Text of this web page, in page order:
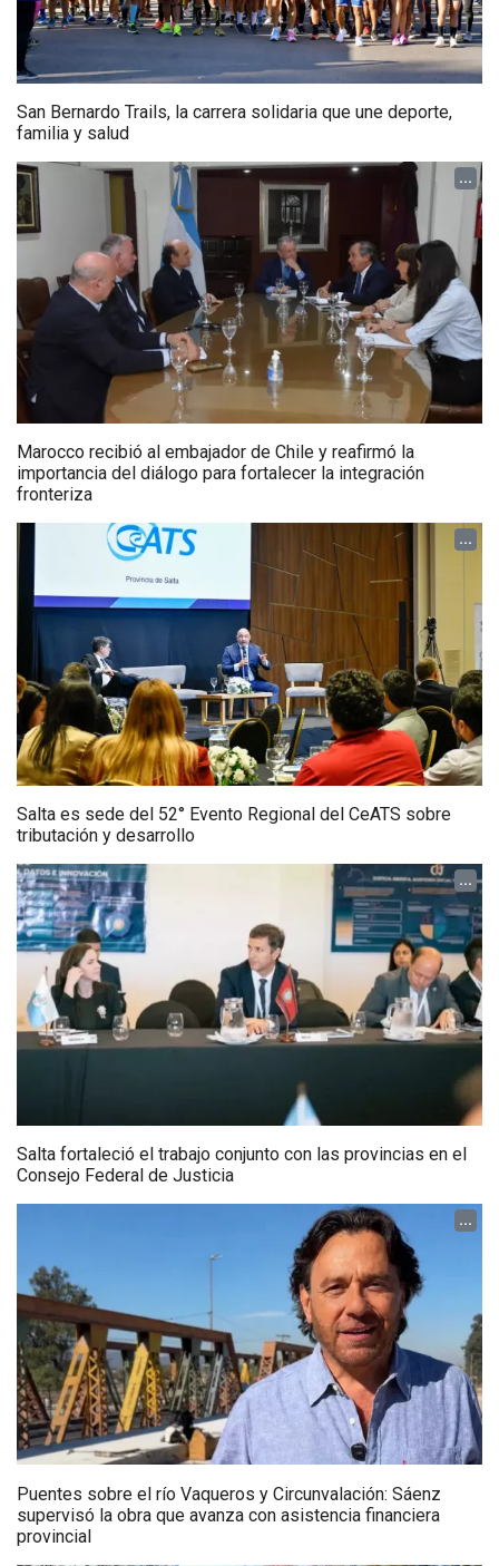
San Bernardo Trails, la carrera solidaria que une deporte,
familia y salud
...
Marocco recibió al embajador de Chile y reafirmó la
importancia del diálogo para fortalecer la integración
fronteriza
...
Salta es sede del 52° Evento Regional del CeATS sobre
tributación y desarrollo
...
Salta fortaleció el trabajo conjunto con las provincias en el
Consejo Federal de Justicia
...
Puentes sobre el río Vaqueros y Circunvalación: Sáenz
supervisó la obra que avanza con asistencia financiera
provincial